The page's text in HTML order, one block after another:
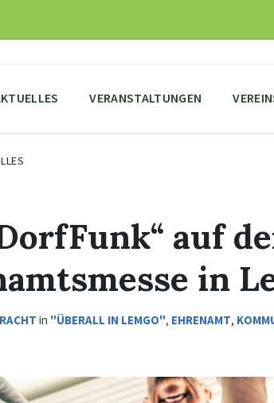
VERANSTALTUNGEN
auf
in
in "ÜBERALL IN LEMGO", EHRENAMT,